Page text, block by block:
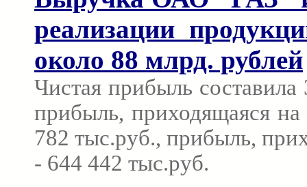
реализации
около 88 млрд. рублей
Чистая прибыль
прибыль, приходящаяся
782 тыс.руб., прибыль,
- 644 442 тыс.руб.